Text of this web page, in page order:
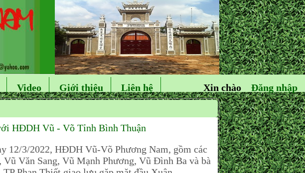
Video Giới thiệu Liên hệ Đăng nhập
Xin chào
HĐDH Vũ - Võ Tỉnh Bình Thuận
12/3/2022, HĐDH Vũ-Võ Phương Nam, gồm các
Văn Sang, Vũ Mạnh Phương, Vũ Đình Ba và bà